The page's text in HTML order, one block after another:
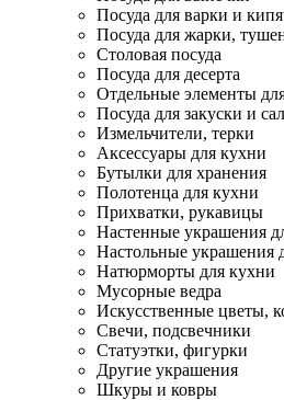
Посуда для варки и
Посуда для жарки,
Столовая посуда
Посуда для десерта
Отдельные элементы
Посуда для закуски и
Измельчители, терки
Аксессуары для кухни
Бутылки для хранения
Полотенца для кухни
Прихватки, рукавицы
Настенные украшения
Настольные украшения
Натюрморты для кухни
Мусорные ведра
Искусственные цветы,
Свечи, подсвечники
Статуэтки, фигурки
Другие украшения
Шкуры и ковры